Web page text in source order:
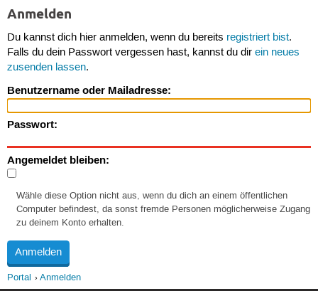
Anmelden
Du kannst dich hier anmelden, wenn du bereits registriert bist.
Falls du dein Passwort vergessen hast, kannst du dir ein neues
zusenden lassen.
Benutzername oder Mailadresse:
Passwort:
Angemeldet bleiben:
Wähle diese Option nicht aus, wenn du dich an einem öffentlichen
Computer befindest, da sonst fremde Personen möglicherweise Zugang
zu deinem Konto erhalten.
Portal Anmelden